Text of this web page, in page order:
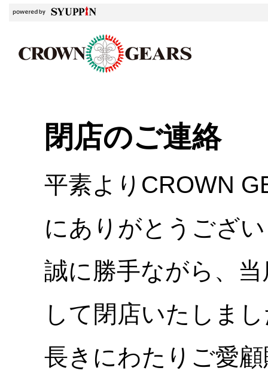
閉店のご連絡
平素よりCROWN
にありがとうござ
誠に勝手ながら、
して閉店いたしま
長きにわたりご愛